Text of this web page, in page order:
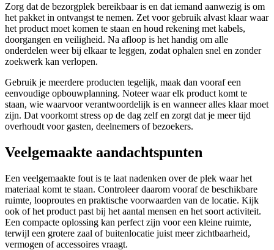
Zorg dat de bezorgplek bereikbaar is en dat iemand aanwezig is om
het pakket in ontvangst te nemen. Zet voor gebruik alvast klaar waar
het product moet komen te staan en houd rekening met kabels,
doorgangen en veiligheid. Na afloop is het handig om alle
onderdelen weer bij elkaar te leggen, zodat ophalen snel en zonder
zoekwerk kan verlopen.
Gebruik je meerdere producten tegelijk, maak dan vooraf een
eenvoudige opbouwplanning. Noteer waar elk product komt te
staan, wie waarvoor verantwoordelijk is en wanneer alles klaar moet
zijn. Dat voorkomt stress op de dag zelf en zorgt dat je meer tijd
overhoudt voor gasten, deelnemers of bezoekers.
Veelgemaakte aandachtspunten
Een veelgemaakte fout is te laat nadenken over de plek waar het
materiaal komt te staan. Controleer daarom vooraf de beschikbare
ruimte, looproutes en praktische voorwaarden van de locatie. Kijk
ook of het product past bij het aantal mensen en het soort activiteit.
Een compacte oplossing kan perfect zijn voor een kleine ruimte,
terwijl een grotere zaal of buitenlocatie juist meer zichtbaarheid,
vermogen of accessoires vraagt.